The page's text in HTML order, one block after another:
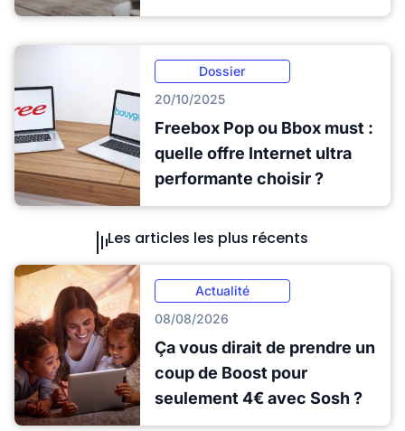
Dossier
20/10/2025
Freebox Pop ou Bbox must :
quelle offre Internet ultra
performante choisir ?
Les articles les plus récents
Actualité
08/08/2026
Ça vous dirait de prendre un
coup de Boost pour
seulement 4€ avec Sosh ?